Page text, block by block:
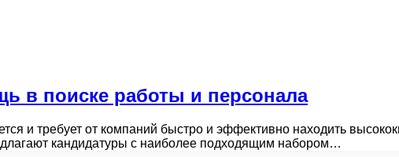
в поиске работы и персонала
и требует от компаний быстро и эффективно находить
кандидатуры с наиболее подходящим набором…